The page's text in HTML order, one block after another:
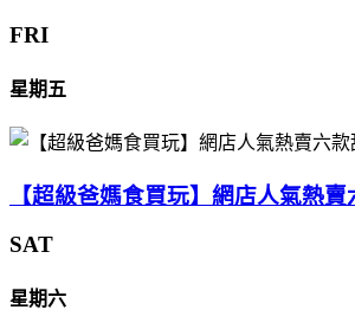
FRI
星期五
【超級爸媽食買玩】網店人氣熱賣
SAT
星期六